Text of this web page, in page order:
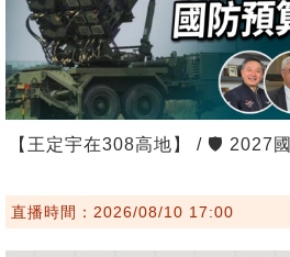
【王定宇在308高地】 / 🛡️ 2027
直播時間：2026/08/10 17:00